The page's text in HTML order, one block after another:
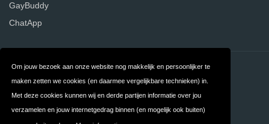
Om jouw bezoek aan onze website nog makkelijk en persoonlijker te
maken zetten we cookies (en daarmee vergelijkbare technieken) in.
Met deze cookies kunnen wij en derde partijen informatie over jou
verzamelen en jouw internetgedrag binnen (en mogelijk ook buiten)
GayBuddy
ChatApp
Contact Over ons
Voorwaarden